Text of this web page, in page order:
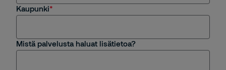
Kaupunki
Mistä palvelusta haluat lisätietoa?